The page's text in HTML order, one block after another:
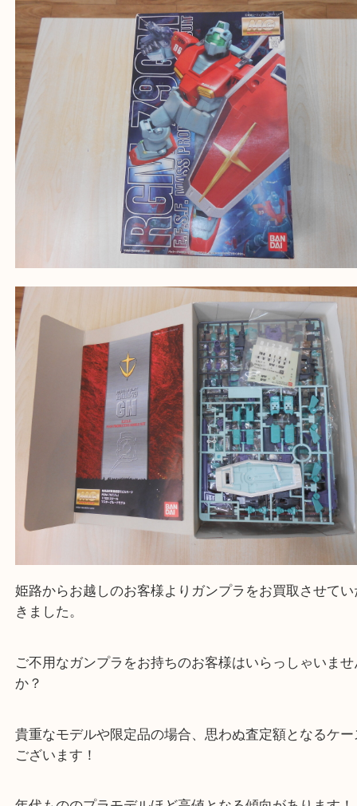
買取大吉西加古川店に来てよかった！そう思って
よう丁寧に査定いたします。
Facebook
Twitter
Line
BANDAI バンダイ 1/100 RGM-79 ジム ガンプ
公開日:2024/10/30 最終更新日:2025/08/04
BANDAI バンダイ 1/100 RGM-79 ジム ガンプラ（ プラモデル MG
全て プラモデル 姫路市